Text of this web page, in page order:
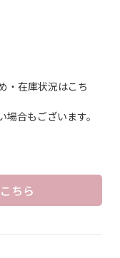
・在庫状況はこち
合もございます。
ちら